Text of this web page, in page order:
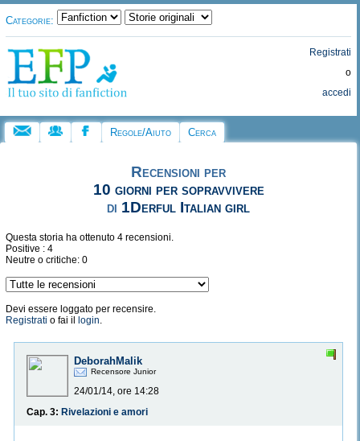
Categorie:
Registrati
o
accedi
Regole/Aiuto Cerca
Recensioni per
10 giorni per sopravvivere
di 1Derful Italian girl
Questa storia ha ottenuto 4 recensioni.
Positive : 4
Neutre o critiche: 0
Devi essere loggato per recensire.
Registrati o fai il login.
DeborahMalik
Recensore Junior
24/01/14, ore 14:28
Cap. 3: Rivelazioni e amori